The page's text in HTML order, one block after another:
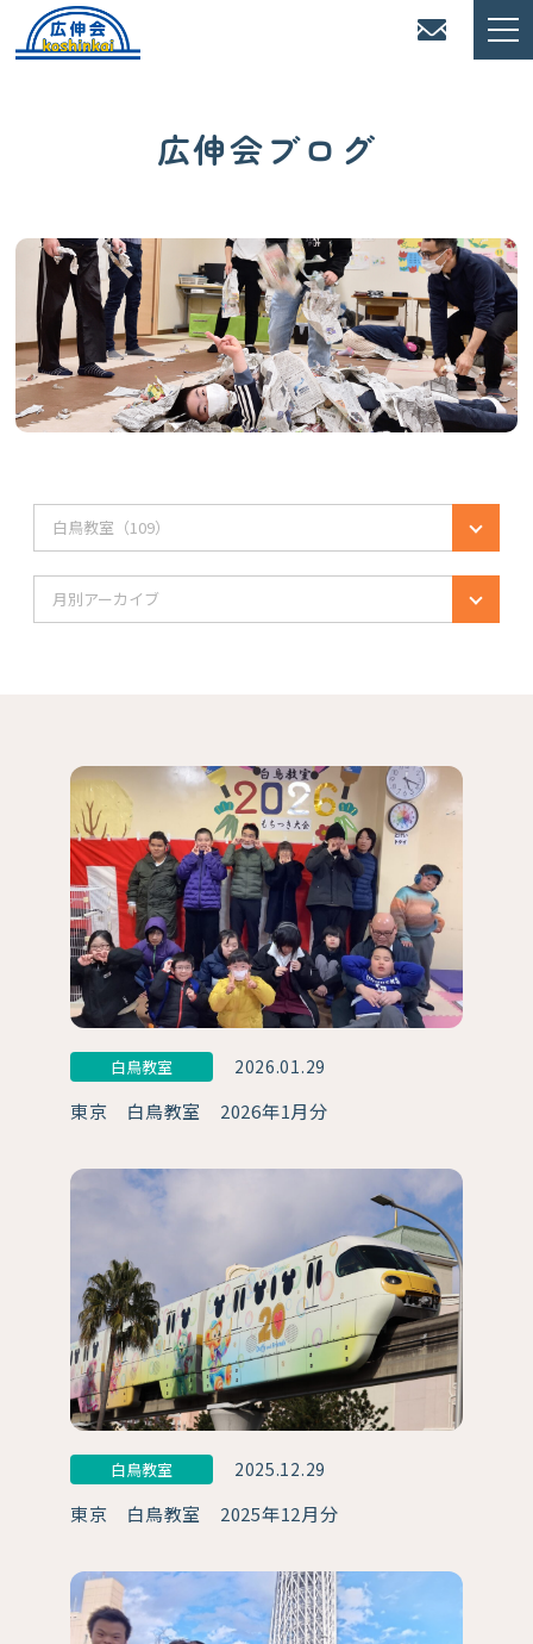
広伸会ブログ
白鳥教室（109）
月別アーカイブ
白鳥教室 2026.01.29
東京 白鳥教室 2026年1月分
白鳥教室 2025.12.29
東京 白鳥教室 2025年12月分